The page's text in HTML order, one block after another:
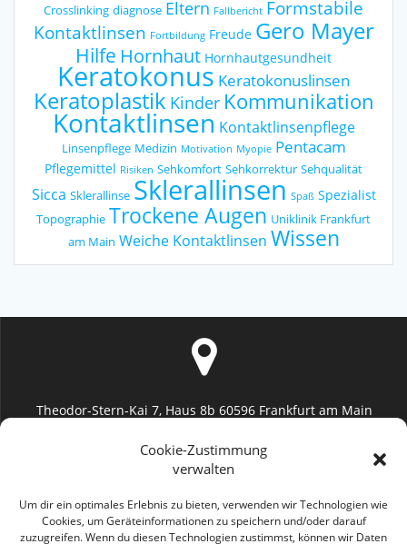
Cookie-Zustimmung
verwalten
Um dir ein optimales Erlebnis zu bieten, verwenden wir Technologien wie
Cookies, um Geräteinformationen zu speichern und/oder darauf
zuzugreifen. Wenn du diesen Technologien zustimmst, können wir Daten
Crosslinking diagnose Eltern Fallbericht Formstabile
Kontaktlinsen Fortbildung Freude Gero Mayer
Hilfe Hornhaut Hornhautgesundheit
Keratokonus Keratokonuslinsen
Keratoplastik Kinder Kommunikation
Kontaktlinsen Kontaktlinsenpflege
Linsenpflege Medizin Motivation Myopie Pentacam
Pflegemittel Risiken Sehkomfort Sehkorrektur Sehqualität
Sicca Sklerallinse Sklerallinsen Spaß Spezialist
Topographie Trockene Augen Uniklinik Frankfurt
am Main Weiche Kontaktlinsen Wissen
Theodor-Stern-Kai 7, Haus 8b 60596 Frankfurt am Main